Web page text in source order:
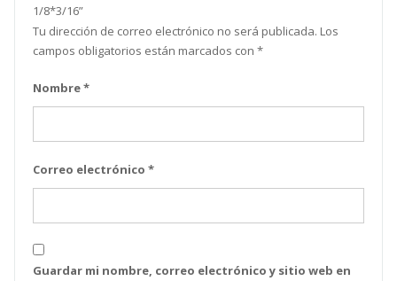
1/8*3/16”
Tu dirección de correo electrónico no será publicada. Los
campos obligatorios están marcados con *
Nombre*
Correo electrónico *
Guardar mi nombre, correo electrónico y sitio web en